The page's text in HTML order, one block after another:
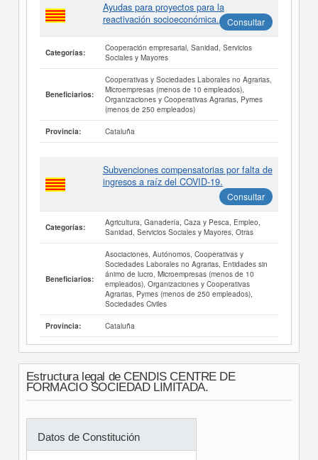
Ayudas para proyectos para la
reactivación socioeconómica.
Consultar
Categorías:
Cooperación empresarial, Sanidad, Servicios
Sociales y Mayores
Beneficiarios:
Cooperativas y Sociedades Laborales no Agrarias,
Microempresas (menos de 10 empleados),
Organizaciones y Cooperativas Agrarias, Pymes
(menos de 250 empleados)
Provincia: Cataluña
Subvenciones compensatorias por falta de
ingresos a raíz del COVID-19.
Consultar
Categorías:
Agricultura, Ganadería, Caza y Pesca, Empleo,
Sanidad, Servicios Sociales y Mayores, Otras
Beneficiarios:
Asociaciones, Autónomos, Cooperativas y
Sociedades Laborales no Agrarias, Entidades sin
ánimo de lucro, Microempresas (menos de 10
empleados), Organizaciones y Cooperativas
Agrarias, Pymes (menos de 250 empleados),
Sociedades Civiles
Provincia: Cataluña
Estructura legal de CENDIS CENTRE DE
FORMACIO SOCIEDAD LIMITADA.
Datos de Constitución